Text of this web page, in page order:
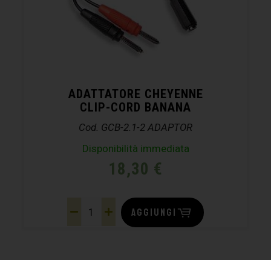
ADATTATORE CHEYENNE
CLIP-CORD BANANA
Cod. GCB-2.1-2 ADAPTOR
Disponibilità immediata
18,30 €
AGGIUNGI